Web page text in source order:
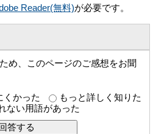
Reader(無料)が必要です。
め、このページのご感想をお聞
くかった
もっと詳しく知りた
ない用語があった